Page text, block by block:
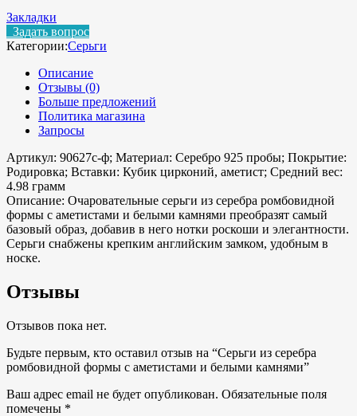
Закладки
Задать вопрос
Категории:Серьги
Описание
Отзывы (0)
Больше предложений
Политика магазина
Запросы
Артикул: 90627с-ф; Материал: Серебро 925 пробы; Покрытие:
Родировка; Вставки: Кубик цирконий, аметист; Средний вес:
4.98 грамм
Описание: Очаровательные серьги из серебра ромбовидной
формы с аметистами и белыми камнями преобразят самый
базовый образ, добавив в него нотки роскоши и элегантности.
Серьги снабжены крепким английским замком, удобным в
носке.
Отзывы
Отзывов пока нет.
Будьте первым, кто оставил отзыв на “Серьги из серебра
ромбовидной формы с аметистами и белыми камнями”
Ваш адрес email не будет опубликован. Обязательные поля
помечены *